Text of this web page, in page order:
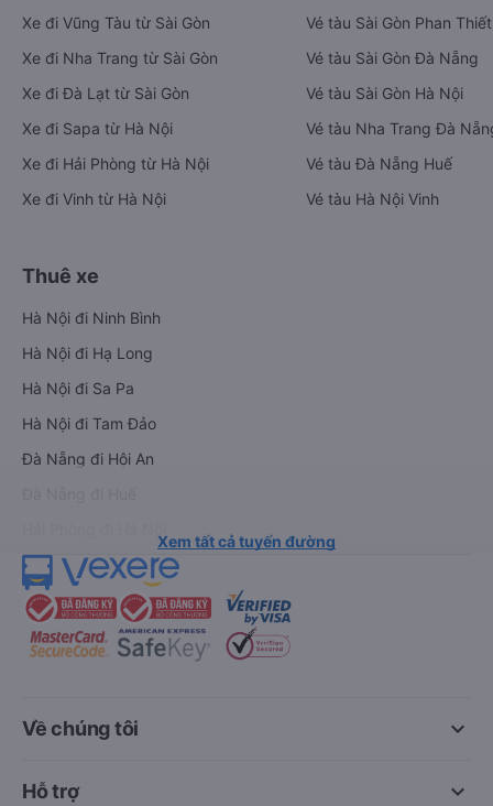
Xe đi Vũng Tàu từ Sài Gòn
Xe đi Nha Trang từ Sài Gòn
Xe đi Đà Lạt từ Sài Gòn
Xe đi Sapa từ Hà Nội
Xe đi Hải Phòng từ Hà Nội
Xe đi Vinh từ Hà Nội
Vé tàu Sài Gòn Phan Thiết
Vé tàu Sài Gòn Đà Nẵng
Vé tàu Sài Gòn Hà Nội
Vé tàu Nha Trang Đà
Vé tàu Đà Nẵng Huế
Vé tàu Hà Nội Vinh
Thuê xe
Hà Nội đi Ninh Bình
Hà Nội đi Hạ Long
Hà Nội đi Sa Pa
Hà Nội đi Tam Đảo
Đà Nẵng đi Hội An
Xem tất cả tuyến đường
keyboard_arrow_down
Về chúng tôi
keyboard_arrow_down
Hỗ trợ